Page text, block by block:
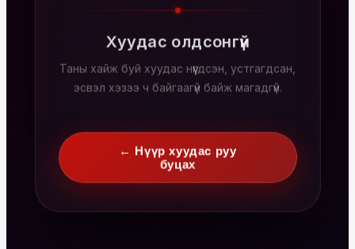
Хуудас олдсонгүй
Таны хайж буй хуудас нүүгдсэн, устгагдсан,
эсвэл хэзээ ч байгаагүй байж магадгүй.
← Нүүр хуудас руу
буцах